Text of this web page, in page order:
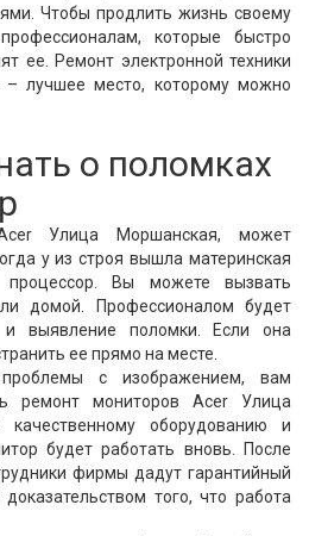
Чтобы продлить жизнь своему
которые быстро
ее. Ремонт электронной техники
лучшее место, которому можно
о поломках
Улица Моршанская, может
у из строя вышла материнская
процессор. Вы можете вызвать
домой. Профессионалом будет
и выявление поломки. Если она
ее прямо на месте.
с изображением, вам
ремонт мониторов Acer Улица
качественному оборудованию и
будет работать вновь. После
фирмы дадут гарантийный
того, что работа